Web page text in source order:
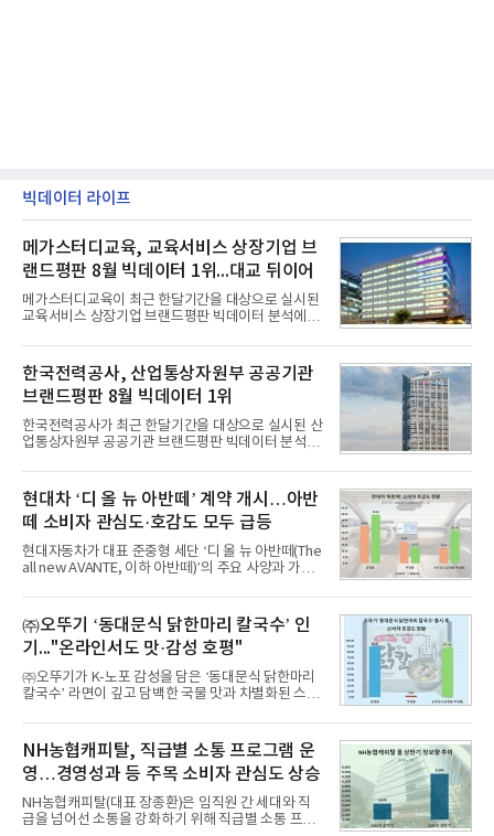
빅데이터 라이프
메가스터디교육, 교육서비스 상장기업 브
랜드평판 8월 빅데이터 1위...대교 뒤이어
메가스터디교육이 최근 한달기간을 대상으로 실시된
교육서비스 상장기업 브랜드평판 빅데이터 분석에서
일 한국기업평판연구소(소장 구창환)는 국내 교육서
비스 상장기업 브랜드를 대상으로 지난 7월 7일부터
8월 7일까지 수집된 소비자 빅데이터 10,074,233건
을 분석한 결과, 메가스터디교육이 브랜드평판지수
1,710,926을 기록하며 8월 1위에 올랐다고 밝혔다.
분석에 활용된 빅데이터는 지난 7월(9,491,206건) 대
비 6.14% 증가한 수치로, 교육서비스 상장기업 브랜
디교육, 대교, 디지
한국전력공사, 산업통상자원부 공공기관
브랜드평판 8월 빅데이터 1위
한국전력공사가 최근 한달기간을 대상으로 실시된 산
업통상자원부 공공기관 브랜드평판 빅데이터 분석에
이 순으로 뒤를 이었다.7일 한국기업평판연구소(소장
구창환)는 산업통상자원부 공공기관 41개 브랜드를
대상으로 지난 7월 7일부터 8월 7일까지 수집된 소비
자 빅데이터 91,102,549건을 분석한 결과, 한국전력
공사가 브랜드평판지수 10,670,633을 기록하며 8월
1위에 올랐다고 밝혔다. 분석에 활용된 빅데이터는 지
난 7월(88,893,823건) 대비 2.48% 증가한 수치다.연
수력원자력, 한국석
현대차 ‘디 올 뉴 아반떼’ 계약 개시…아반
떼 소비자 관심도·호감도 모두 급등
현대자동차가 대표 준중형 세단 ‘디 올 뉴 아반떼(The
all new AVANTE, 이하 아반떼)’의 주요 사양과 가격
떼는 6년 만에 선보이는 8세대 완전변경 모델로, ▲정
교한 선과 면을 중심으로 완성한 파격적인 디자인 ▲
과거 중형 세단 수준으로 확대된 차체 제원 ▲글로벌
최고 수준의 안전성 ▲성능과 효율을 동시에 높인 주
행 완성도 ▲첨단 편의 및 디지털 사양 적용 등을 통해
글로벌 준중형 세단의 새로운 기준을 세웠다.아반떼
는 가솔린 2.0과 1.6 하이브리드 두 가지 파워트레인
넘
㈜오뚜기 ‘동대문식 닭한마리 칼국수’ 인
기..."온라인서도 맛·감성 호평"
㈜오뚜기가 K-노포 감성을 담은 ‘동대문식 닭한마리
칼국수’ 라면이 깊고 담백한 국물 맛과 차별화된 스토
혔다.‘동대문식 닭한마리 칼국수’는 예상을 뛰어넘는
소비자 호응에 힘입어 지난 7월 13일 첫 선을 보인 지
단 18일 만에 누적 판매량 50만 개를 돌파하는 성과를
거두었다.이번 신제품은 개발진이 전국의 닭한마리
전문점을 직접 찾아 다니며 최적의 육수 비율을 완성
했다. 자극적이지 않으면서도 깊은 닭육수에 마늘의
개운한 풍미를 더했으며, 국물이 잘 배어들면서도 쫄
NH농협캐피탈, 직급별 소통 프로그램 운
영…경영성과 등 주목 소비자 관심도 상승
NH농협캐피탈(대표 장종환)은 임직원 간 세대와 직
급을 넘어선 소통을 강화하기 위해 직급별 소통 프로